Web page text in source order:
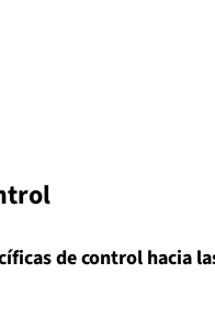
de control hacia